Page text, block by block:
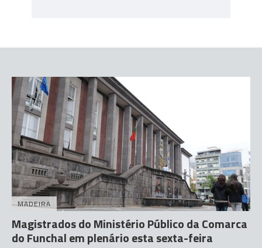
MADEIRA
Magistrados do Ministério Público da Comarca
do Funchal em plenário esta sexta-feira